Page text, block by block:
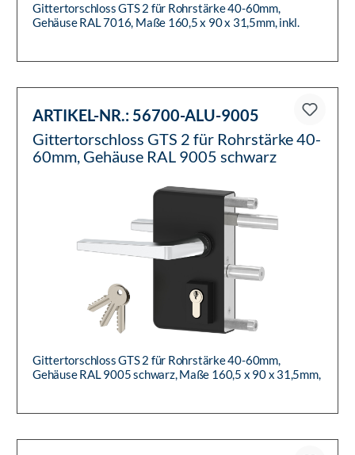
Gittertorschloss GTS 2 für Rohrstärke 40-60mm,
Gehäuse RAL 7016, Maße 160,5 x 90 x 31,5mm, inkl.
ARTIKEL-NR.: 56700-ALU-9005
Gittertorschloss GTS 2 für Rohrstärke 40-
60mm, Gehäuse RAL 9005 schwarz
Gittertorschloss GTS 2 für Rohrstärke 40-60mm,
Gehäuse RAL 9005 schwarz, Maße 160,5 x 90 x 31,5mm,